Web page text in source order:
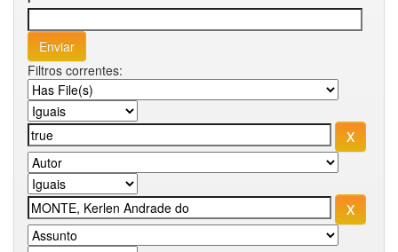
Filtros correntes: